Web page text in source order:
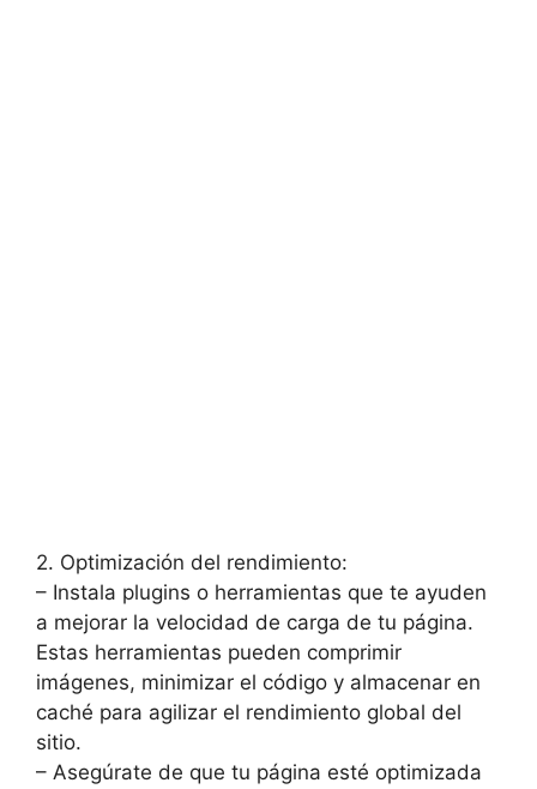
2. Optimización del rendimiento:
– Instala plugins o herramientas que te ayuden
a mejorar la velocidad de carga de tu página.
Estas herramientas pueden comprimir
imágenes, minimizar el código y almacenar en
caché para agilizar el rendimiento global del
sitio.
– Asegúrate de que tu página esté optimizada